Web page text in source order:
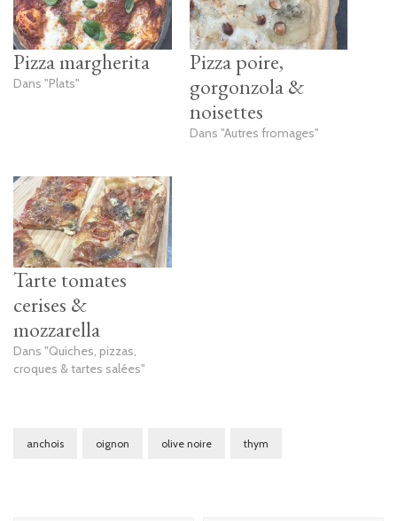
Pizza margherita
Dans "Plats"
Pizza poire,
gorgonzola &
noisettes
Dans "Autres fromages"
Tarte tomates
cerises &
mozzarella
Dans "Quiches, pizzas,
croques & tartes salées"
anchois oignon olive noire thym